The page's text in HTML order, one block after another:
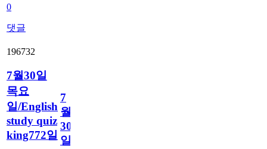
0
댓글
196732
7월30일
목요
일/English
study quiz
king772일
7
월
30
일